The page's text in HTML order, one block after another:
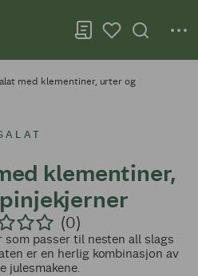
med klementiner, urter og
klementiner,
(0)
passer til nesten all slags
er en herlig kombinasjon av
julesmakene.